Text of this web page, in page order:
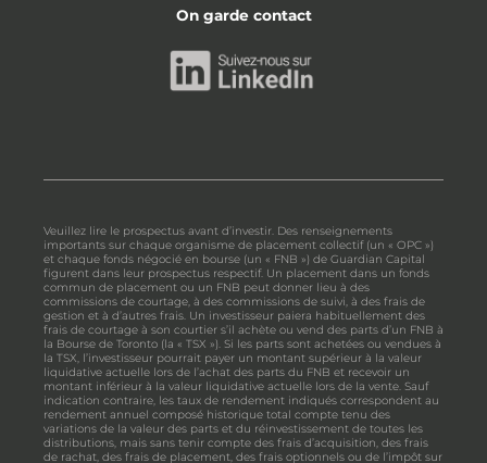
On garde contact
Veuillez lire le prospectus avant d’investir. Des renseignements
importants sur chaque organisme de placement collectif (un « OPC »)
et chaque fonds négocié en bourse (un « FNB ») de Guardian Capital
figurent dans leur prospectus respectif. Un placement dans un fonds
commun de placement ou un FNB peut donner lieu à des
commissions de courtage, à des commissions de suivi, à des frais de
gestion et à d’autres frais. Un investisseur paiera habituellement des
frais de courtage à son courtier s’il achète ou vend des parts d’un FNB à
la Bourse de Toronto (la « TSX »). Si les parts sont achetées ou vendues à
la TSX, l’investisseur pourrait payer un montant supérieur à la valeur
liquidative actuelle lors de l’achat des parts du FNB et recevoir un
montant inférieur à la valeur liquidative actuelle lors de la vente. Sauf
indication contraire, les taux de rendement indiqués correspondent au
rendement annuel composé historique total compte tenu des
variations de la valeur des parts et du réinvestissement de toutes les
distributions, mais sans tenir compte des frais d’acquisition, des frais
de rachat, des frais de placement, des frais optionnels ou de l’impôt sur